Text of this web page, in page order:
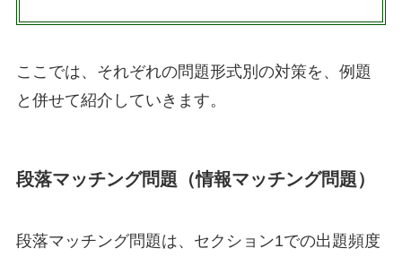
ここでは、それぞれの問題形式別の対策を、例題
と併せて紹介していきます。
段落マッチング問題（情報マッチング問題）
段落マッチング問題は、セクション1での出題頻度